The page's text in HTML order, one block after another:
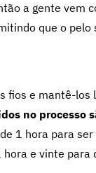
a gente vem
que o pelo
fios e mantê-los
no processo
1 hora para
e vinte para